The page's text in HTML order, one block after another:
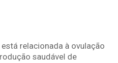
relacionada à ovulação
saudável de